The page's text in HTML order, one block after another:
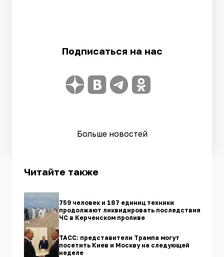
Подписаться на нас
Больше новостей
Читайте также
759 человек и 187 единиц техники
продолжают ликвидировать последствия
ЧС в Керченском проливе
ТАСС: представители Трампа могут
посетить Киев и Москву на следующей
неделе